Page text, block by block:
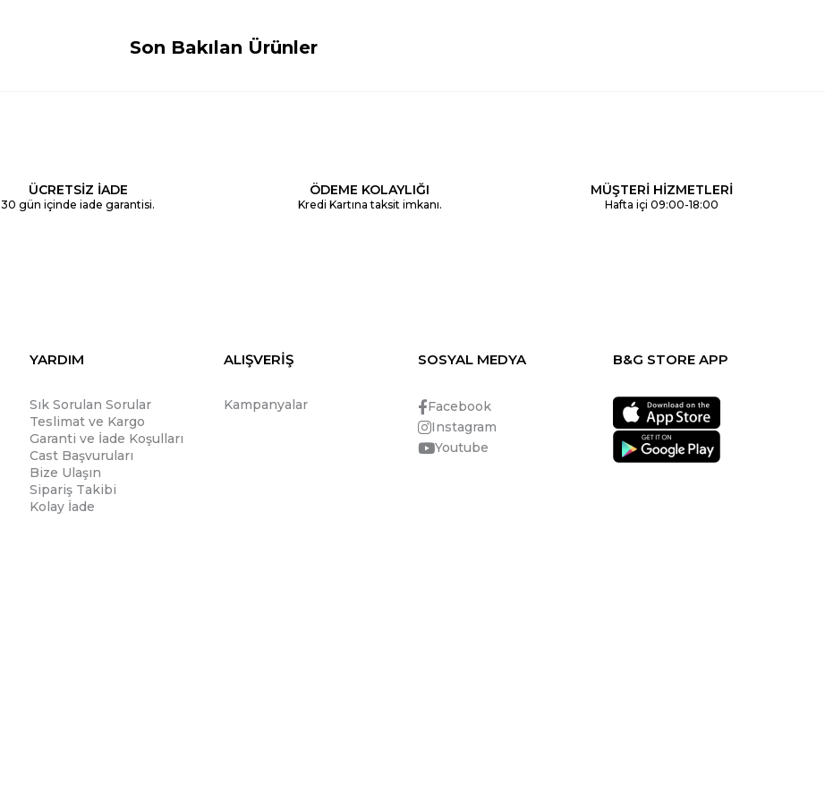
Son Bakılan Ürünler
ÜCRETSİZ İADE
30 gün içinde iade garantisi.
ÖDEME KOLAYLIĞI
Kredi Kartına taksit imkanı.
MÜŞTERİ HİZMETLERİ
Hafta içi 09:00-18:00
YARDIM
Sık Sorulan Sorular
Teslimat ve Kargo
Garanti ve İade Koşulları
Cast Başvuruları
Bize Ulaşın
Sipariş Takibi
Kolay İade
ALIŞVERİŞ
Kampanyalar
SOSYAL MEDYA
Facebook
Instagram
Youtube
B&G STORE APP